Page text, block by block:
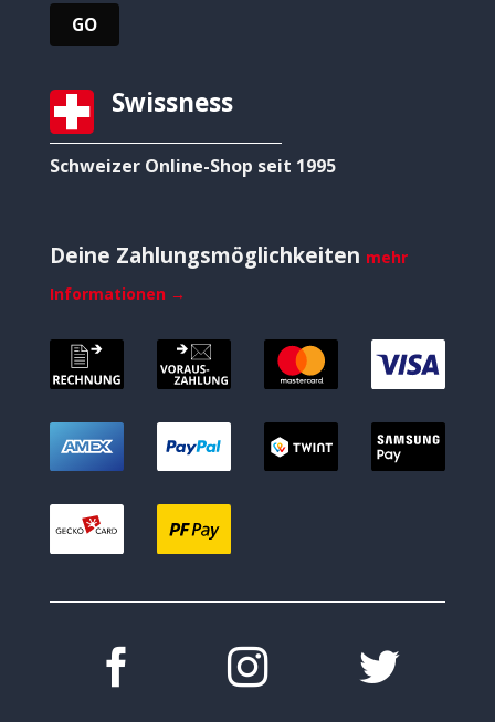
Swissness
Schweizer Online-Shop seit 1995
Deine Zahlungsmöglichkeiten mehr
Informationen →